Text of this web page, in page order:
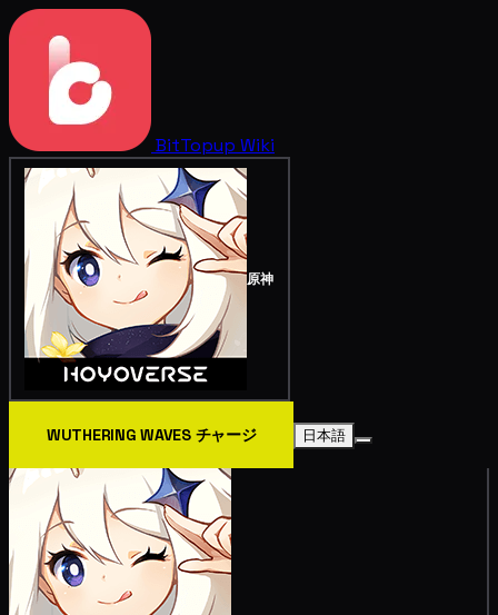
BitTopup Wiki
原神
WUTHERING WAVES チャージ 日本語